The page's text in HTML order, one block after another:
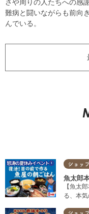
さや周りの人たちへの感
難病と闘いながらも前向
んでいる。
ショッ
魚太郎
【魚太
る、本